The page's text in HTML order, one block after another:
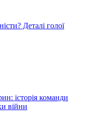
Деталі голої
історія команди
війни